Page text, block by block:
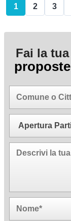
1 2 3
Fai la tua
proposte